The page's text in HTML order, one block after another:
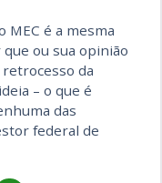
MEC é a mesma
ou sua opinião
da
– o que é
das
federal de